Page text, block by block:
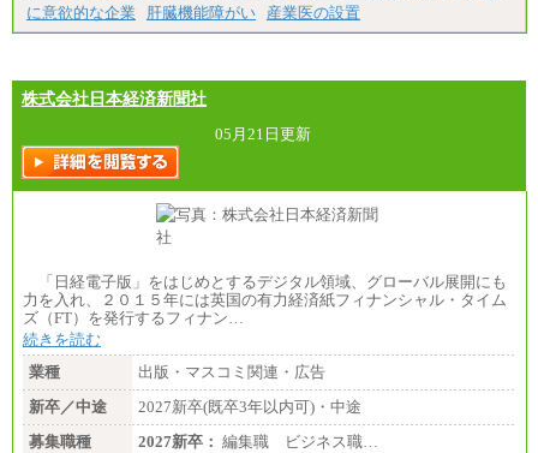
に意欲的な企業
肝臓機能障がい 産業医の設置
株式会社日本経済新聞社
05月21日更新
「日経電子版」をはじめとするデジタル領域、グローバル展開にも
力を入れ、２０１５年には英国の有力経済紙フィナンシャル・タイム
ズ（FT）を発行するフィナン…
続きを読む
業種
出版・マスコミ関連・広告
新卒／中途
2027新卒(既卒3年以内可)・中途
募集職種
2027新卒： 編集職 ビジネス職…